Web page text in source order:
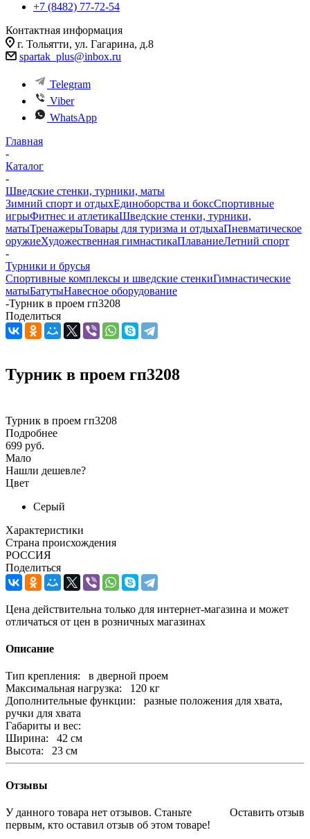
+7 (8482) 77-72-54
Контактная информация
г. Тольятти, ул. Гагарина, д.8
spartak_plus@inbox.ru
Telegram
Viber
WhatsApp
Главная
-
Каталог
-
Шведские стенки, турники, маты
Зимний спорт и отдыхЕдиноборства и боксСпортивные
игрыФитнес и атлетикаШведские стенки, турники,
матыТренажерыТовары для туризма и отдыхаПневматическое
оружиеХудожественная гимнастикаПлаваниеЛетний спорт
-
Турники и брусья
Спортивные комплексы и шведские стенкиГимнастические
матыБатутыНавесное оборудование
-Турник в проем гп3208
Поделиться
Турник в проем гп3208
Турник в проем гп3208
Подробнее
699 руб.
Мало
Нашли дешевле?
Цвет
Серый
Характеристики
Страна происхождения
РОССИЯ
Поделиться
Цена действительна только для интернет-магазина и может
отличаться от цен в розничных магазинах
Описание
Тип крепления: в дверной проем
Максимальная нагрузка: 120 кг
Дополнительные функции: разные положения для хвата,
ручки для хвата
Габариты и вес:
Ширина: 42 см
Высота: 23 см
Отзывы
Оставить отзыв
У данного товара нет отзывов. Станьте
первым, кто оставил отзыв об этом товаре!